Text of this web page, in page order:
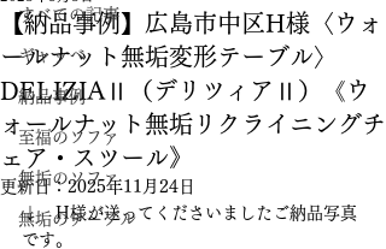
すべての記事
ギャッベ
納品事例
至福のソファ
無垢のソファ
無垢のテーブル
【納品事例】広島市中区H様〈ウォ
ールナット無垢変形テーブル〉
DELIZIAⅡ（デリツィアⅡ）《ウ
ォールナット無垢リクライニングチ
ェア・スツール》
更新日：2025年11月24日
↓　H様が送ってくださいましたご納品写真
です。